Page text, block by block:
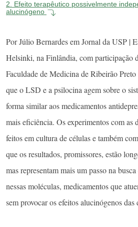
2.
Efeito terapêutico possivelmente
alucinógeno
Por Júlio Bernardes em Jornal da USP |
Helsinki, na Finlândia, com participação
Faculdade de Medicina de Ribeirão
que o LSD e a psilocina agem sobre o
forma similar aos medicamentos
mais eficiência. Os experimentos com as
feitos em cultura de células e também
que os resultados, promissores, estão
mas representam mais um passo na
nessas moléculas, medicamentos que
sem provocar os efeitos alucinógenos das